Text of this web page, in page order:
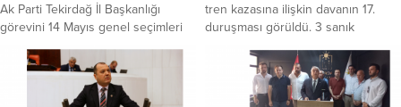
Ak Parti Tekirdağ İl Başkanlığı
görevini 14 Mayıs genel seçimleri
Genel Başkanı Recep Tayyip
Erdoğan’ın olurları ile görev alan Ali
Gümüş yerel seçimler öncesinde
tren kazasına ilişkin davanın 17.
duruşması görüldü. 3 sanık
yaralanmaya neden oldukları”
gerekçesiyle tutuklanma talep
edildi. 8 Temmuz 2018’de Çorlu